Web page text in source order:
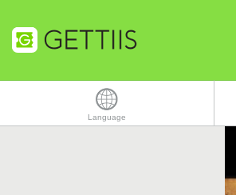
Language